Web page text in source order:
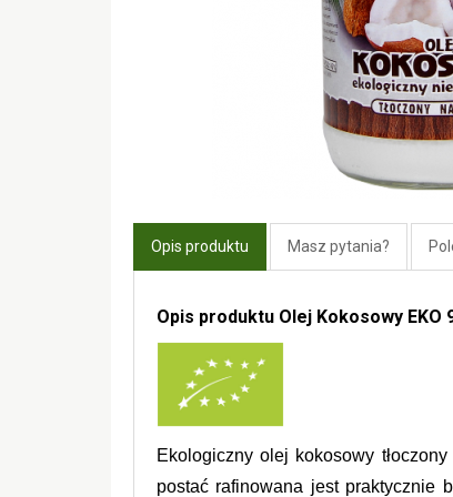
Opis produktu Masz pytania?
Opis produktu Olej Kokosowy EKO
Ekologiczny olej kokosowy
postać rafinowana jest praktycznie